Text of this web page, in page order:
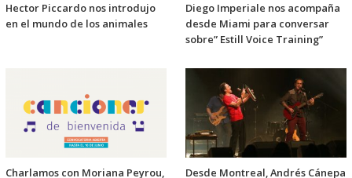
Hector Piccardo nos introdujo
en el mundo de los animales
Diego Imperiale nos acompaña
desde Miami para conversar
sobre” Estill Voice Training”
Charlamos con Moriana Peyrou, Desde Montreal, Andrés Cánepa